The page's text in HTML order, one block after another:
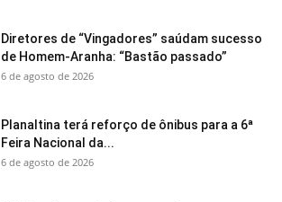
Diretores de “Vingadores” saúdam sucesso
de Homem-Aranha: “Bastão passado”
6 de agosto de 2026
Planaltina terá reforço de ônibus para a 6ª
Feira Nacional da...
6 de agosto de 2026